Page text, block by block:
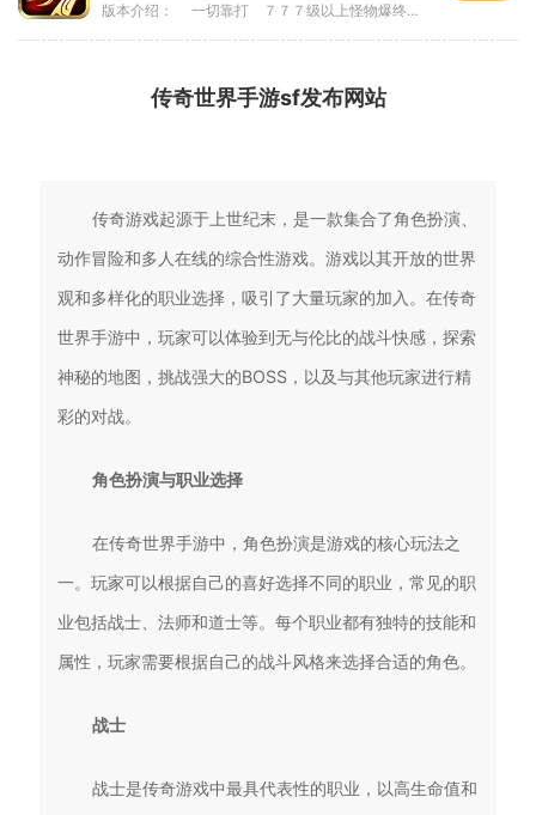
版本介绍：
一切靠打 ７７７级以上怪物爆终极
传奇世界手游sf发布网站
传奇游戏起源于上世纪末，是一款集合了角色扮演、
动作冒险和多人在线的综合性游戏。游戏以其开放的世界
观和多样化的职业选择，吸引了大量玩家的加入。在传奇
世界手游中，玩家可以体验到无与伦比的战斗快感，探索
神秘的地图，挑战强大的BOSS，以及与其他玩家进行精
彩的对战。
角色扮演与职业选择
在传奇世界手游中，角色扮演是游戏的核心玩法之
一。玩家可以根据自己的喜好选择不同的职业，常见的职
业包括战士、法师和道士等。每个职业都有独特的技能和
属性，玩家需要根据自己的战斗风格来选择合适的角色。
战士
战士是传奇游戏中最具代表性的职业，以高生命值和